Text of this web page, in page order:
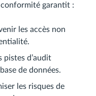
conformité garantit :
les accès non
d’audit
de données.
les risques de